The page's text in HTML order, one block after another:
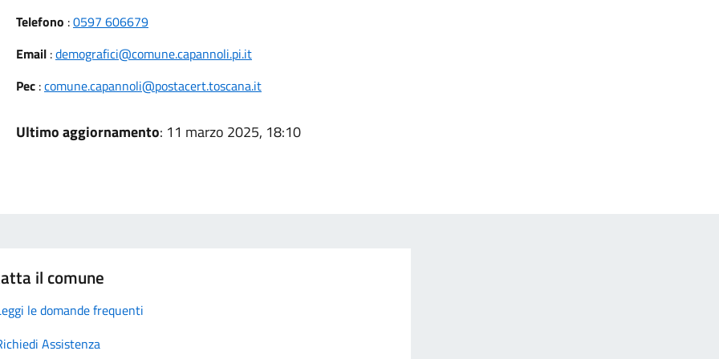
Telefono :0597 606679
Email:demografici@comune.capannoli.pi.it
Pec:comune.capannoli@postacert.toscana.it
Ultimo aggiornamento: 11 marzo 2025, 18:10
il comune
le domande frequenti
Assistenza